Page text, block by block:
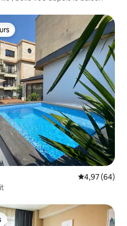
les plus aimés
Note
4,97 (64)